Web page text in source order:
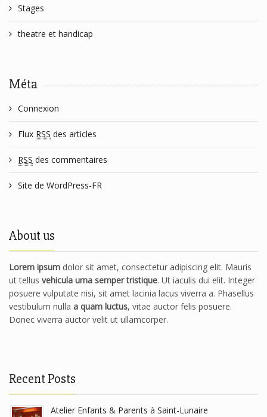
Stages
theatre et handicap
Méta
Connexion
Flux RSS des articles
RSS des commentaires
Site de WordPress-FR
About us
Lorem ipsum dolor sit amet, consectetur adipiscing elit. Mauris
ut tellus vehicula urna semper tristique. Ut iaculis dui elit. Integer
posuere vulputate nisi, sit amet lacinia lacus viverra a. Phasellus
vestibulum nulla a quam luctus, vitae auctor felis posuere.
Donec viverra auctor velit ut ullamcorper.
Recent Posts
Atelier Enfants & Parents à Saint-Lunaire